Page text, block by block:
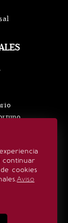
cookies
Aviso